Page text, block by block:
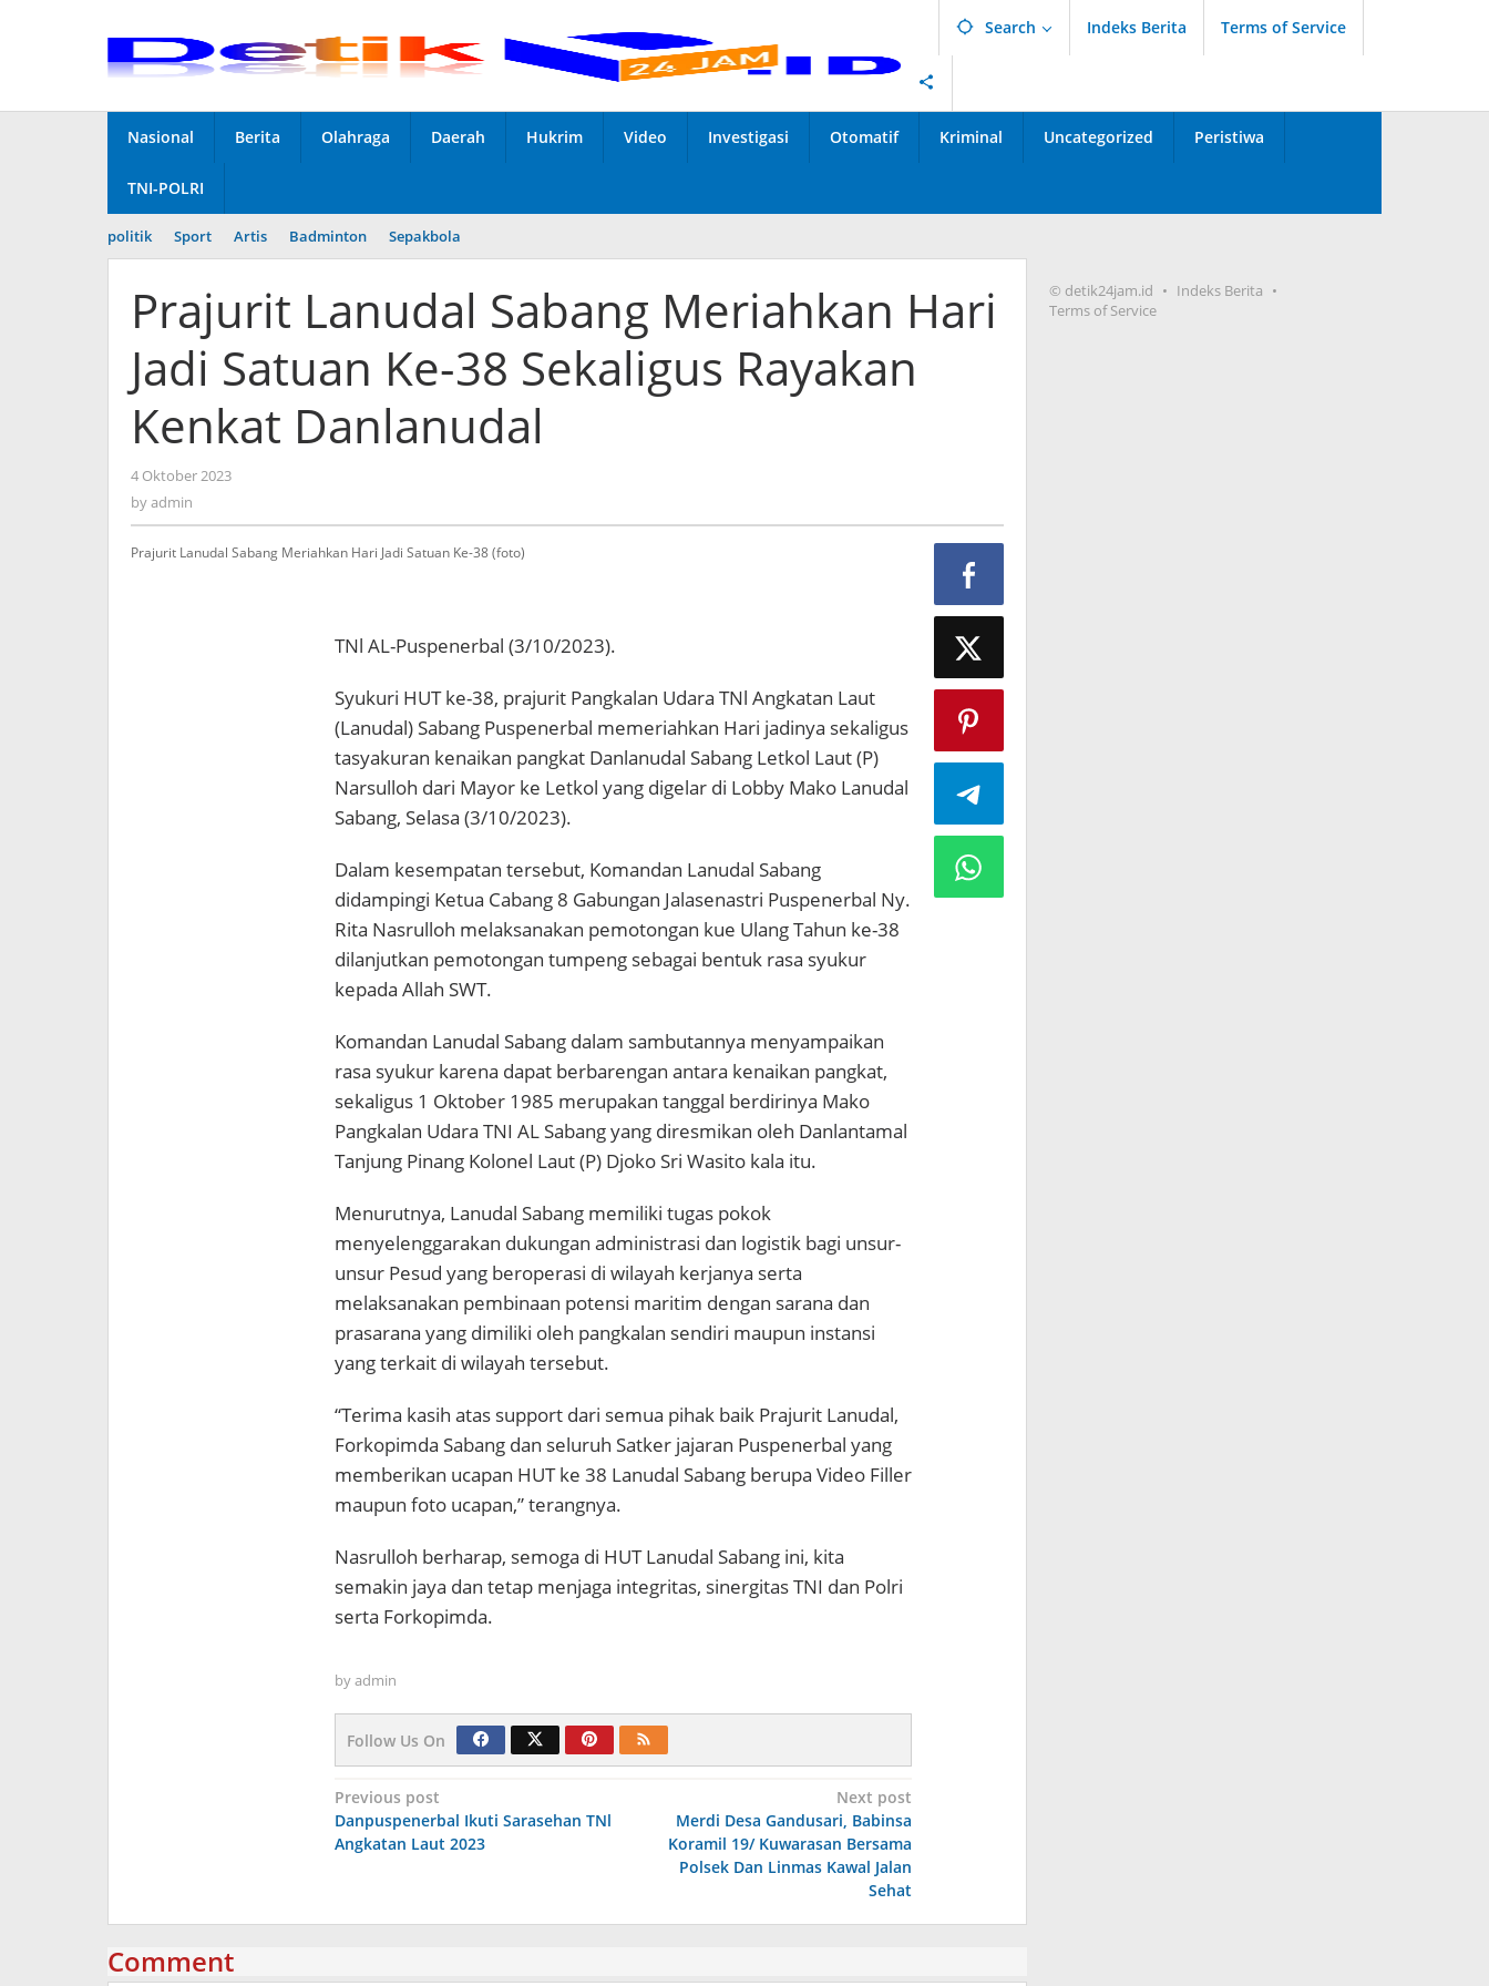
Search Indeks Berita Terms of Service
Nasional Berita Olahraga Daerah Hukrim Video Investigasi Otomatif Kriminal Uncategorized Peristiwa
TNI-POLRI
politik Sport Artis Badminton Sepakbola
Prajurit Lanudal Sabang Meriahkan Hari
Jadi Satuan Ke-38 Sekaligus Rayakan
Kenkat Danlanudal
4 Oktober 2023
byadmin
Prajurit Lanudal Sabang Meriahkan Hari Jadi Satuan Ke-38 (foto)
TNl AL-Puspenerbal (3/10/2023).
Syukuri HUT ke-38, prajurit Pangkalan Udara TNl Angkatan Laut
(Lanudal) Sabang Puspenerbal memeriahkan Hari jadinya sekaligus
tasyakuran kenaikan pangkat Danlanudal Sabang Letkol Laut (P)
Narsulloh dari Mayor ke Letkol yang digelar di Lobby Mako Lanudal
Sabang, Selasa (3/10/2023).
Dalam kesempatan tersebut, Komandan Lanudal Sabang
didampingi Ketua Cabang 8 Gabungan Jalasenastri Puspenerbal Ny.
Rita Nasrulloh melaksanakan pemotongan kue Ulang Tahun ke-38
dilanjutkan pemotongan tumpeng sebagai bentuk rasa syukur
kepada Allah SWT.
Komandan Lanudal Sabang dalam sambutannya menyampaikan
rasa syukur karena dapat berbarengan antara kenaikan pangkat,
sekaligus 1 Oktober 1985 merupakan tanggal berdirinya Mako
Pangkalan Udara TNI AL Sabang yang diresmikan oleh Danlantamal
Tanjung Pinang Kolonel Laut (P) Djoko Sri Wasito kala itu.
Menurutnya, Lanudal Sabang memiliki tugas pokok
menyelenggarakan dukungan administrasi dan logistik bagi unsur-
unsur Pesud yang beroperasi di wilayah kerjanya serta
melaksanakan pembinaan potensi maritim dengan sarana dan
prasarana yang dimiliki oleh pangkalan sendiri maupun instansi
yang terkait di wilayah tersebut.
“Terima kasih atas support dari semua pihak baik Prajurit Lanudal,
Forkopimda Sabang dan seluruh Satker jajaran Puspenerbal yang
memberikan ucapan HUT ke 38 Lanudal Sabang berupa Video Filler
maupun foto ucapan,” terangnya.
Nasrulloh berharap, semoga di HUT Lanudal Sabang ini, kita
semakin jaya dan tetap menjaga integritas, sinergitas TNI dan Polri
serta Forkopimda.
byadmin
Follow Us On
Navigasi
pos
Previous post
Danpuspenerbal Ikuti Sarasehan TNl
Angkatan Laut 2023
Next post
Merdi Desa Gandusari, Babinsa
Koramil 19/ Kuwarasan Bersama
Polsek Dan Linmas Kawal Jalan
Sehat
Comment
© detik24jam.id
Indeks Berita
Terms of Service